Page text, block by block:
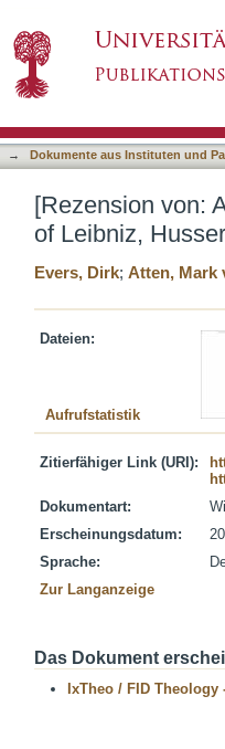
→ Dokumente aus Instituten und
[Rezension von:
of Leibniz,
Evers, Dirk; Atten, Mark
Dateien:
Aufrufstatistik
Zitierfähiger Link (URI):
Dokumentart:
Erscheinungsdatum:
Sprache:
Zur Langanzeige
Das Dokument
IxTheo / FID Theology